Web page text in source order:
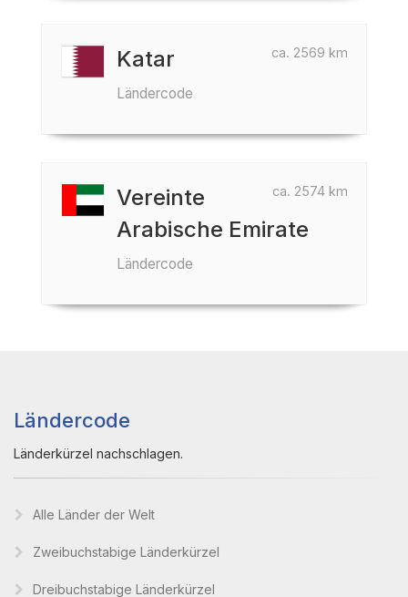
ca. 2569 km
Katar
Ländercode
ca. 2574 km
Vereinte
Arabische Emirate
Ländercode
Ländercode
Länderkürzel nachschlagen.
Alle Länder der Welt
Zweibuchstabige Länderkürzel
Dreibuchstabige Länderkürzel